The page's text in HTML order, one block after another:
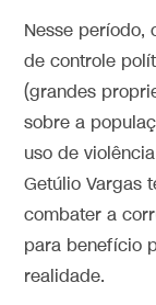
Nesse período,
de controle
(grandes
sobre a
uso de
Getúlio Vargas
combater a
para benefício
realidade.